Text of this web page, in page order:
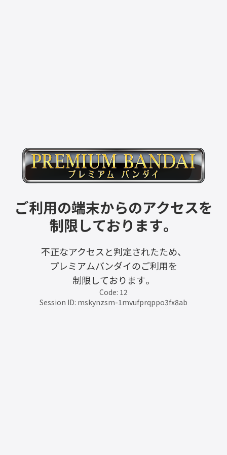
ご利用の端末からのアクセスを
制限しております。
不正なアクセスと判定されたため、
プレミアムバンダイのご利用を
制限しております。
Code: 12
Session ID: mskynzsm-1mvufprqppo3fx8ab